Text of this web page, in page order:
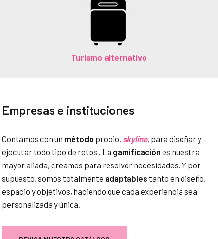
Turismo alternativo
Empresas e instituciones
Contamos con un método propio, skyline, para diseñar y
ejecutar todo tipo de retos . La gamificación es nuestra
mayor aliada, creamos para resolver necesidades. Y por
supuesto, somos totalmente adaptables tanto en diseño,
espacio y objetivos, haciendo que cada experiencia sea
personalizada y única.